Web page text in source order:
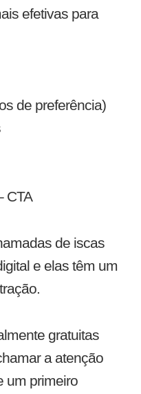
efetivas para
de preferência)
CTA
de iscas
e elas têm um
gratuitas
a atenção
um primeiro